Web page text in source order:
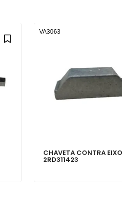
CHAVETA CONTRA
2RD311423
VA3063